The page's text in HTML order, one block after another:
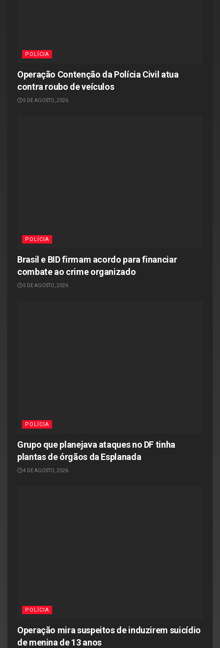
POLÍCIA
Operação Contenção da Polícia Civil atua
contra roubo de veículos
5 DE AGOSTO, 2026
POLÍCIA
Brasil e BID firmam acordo para financiar
combate ao crime organizado
5 DE AGOSTO, 2026
POLÍCIA
Grupo que planejava ataques no DF tinha
plantas de órgãos da Esplanada
4 DE AGOSTO, 2026
POLÍCIA
Operação mira suspeitos de induzirem suicídio
de menina de 13 anos